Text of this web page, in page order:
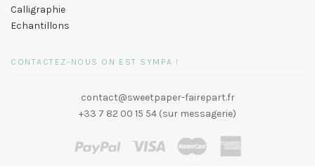
Calligraphie
Echantillons
CONTACTEZ-NOUS ON EST SYMPA !
contact@sweetpaper-fairepart.fr
+33 7 82 00 15 54 (sur messagerie)